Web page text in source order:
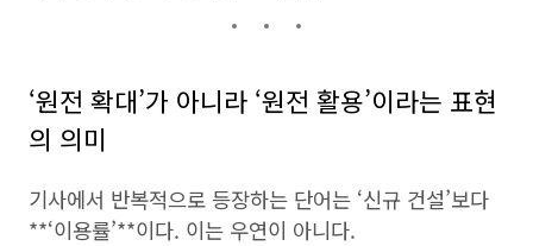
‘원전 확대’가 아니라 ‘원전 활용’이라는 표현
의 의미
기사에서 반복적으로 등장하는 단어는 ‘신규 건설’보다
**‘이용률’**이다. 이는 우연이 아니다.